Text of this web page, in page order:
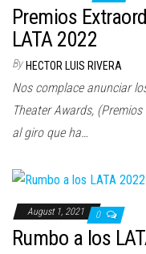
Premios
LATA 2022
By HECTOR LUIS RIVERA
Nos complace anunciar
Theater Awards,
al giro que ha…
August 1, 2021 0
Rumbo a los